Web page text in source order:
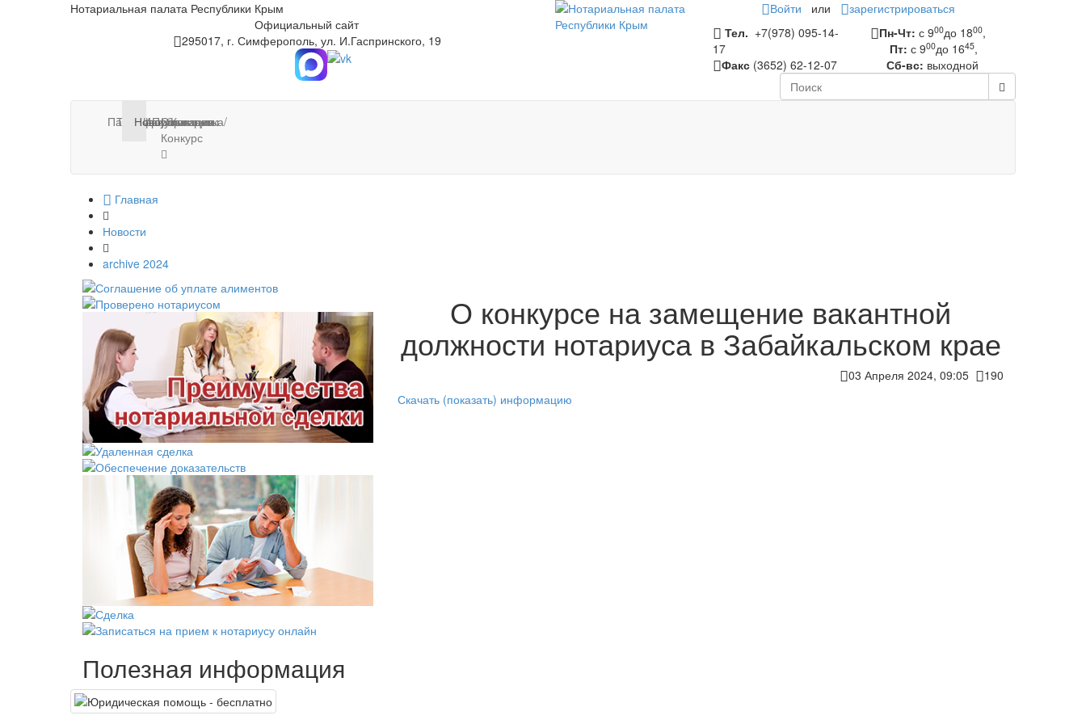
Нотариальная палата Республики Крым
Официальный сайт
295017, г. Симферополь, ул. И.Гаспринского, 19
Войти или
зарегистрироваться
Тел. +7(978) 095-14-
17
Факс (3652) 62-12-07
Пн-Чт: с 900до 1800,
Пт: с 900до 1645,
Сб-вс: выходной
Палата
Тарифы
Нотариусы
Новости
Информация
Публикации
Стажировка/
Конкурс
Контакты
Главная
Новости
archive 2024
О конкурсе на замещение вакантной
должности нотариуса в Забайкальском крае
03 Апреля 2024, 09:05
190
Скачать (показать) информацию
Полезная информация